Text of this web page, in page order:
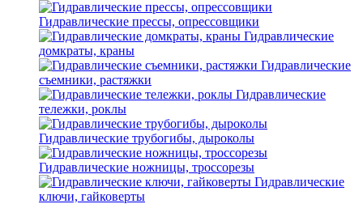
Гидравлические прессы, опрессовщики
Гидравлические
домкраты, краны
Гидравлические
съемники, растяжки
Гидравлические
тележки, роклы
Гидравлические трубогибы, дыроколы
Гидравлические ножницы, троссорезы
Гидравлические
ключи, гайковерты